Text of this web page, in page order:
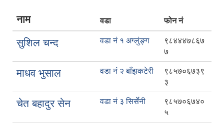
नाम वडा फोन नं
सुशिल चन्द वडा नं १ अग्लुंङ्ग
९८४४४७८६७
७
माधव भुसाल वडा नं २ बाँझकटेरी
९८५७०६७३९
३
चेत बहादुर सेन वडा नं ३ सिर्सेनी
९८५७०६७४०
५